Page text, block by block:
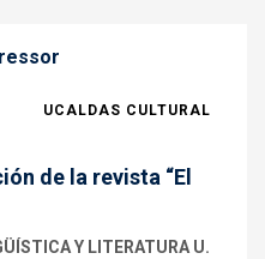
UCALDAS CULTURAL
de la revista “El
Y LITERATURA U.